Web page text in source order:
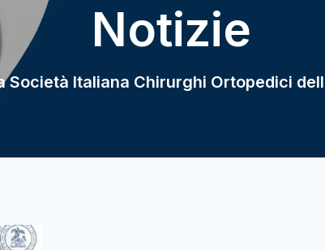
Notizie
Italiana Chirurghi Ortopedici